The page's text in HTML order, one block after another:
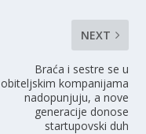
NEXT
Braća i sestre se u
obiteljskim kompanijama
nadopunjuju, a nove
generacije donose
startupovski duh